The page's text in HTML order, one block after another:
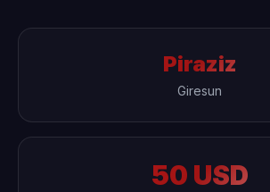
Piraziz
Giresun
50 USD